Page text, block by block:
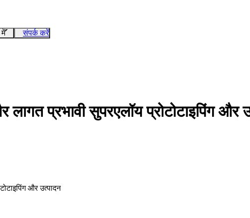
में संपर्क करें
प्रभावी सुपरएलॉय प्रोटोटाइपिंग और
और उत्पादन